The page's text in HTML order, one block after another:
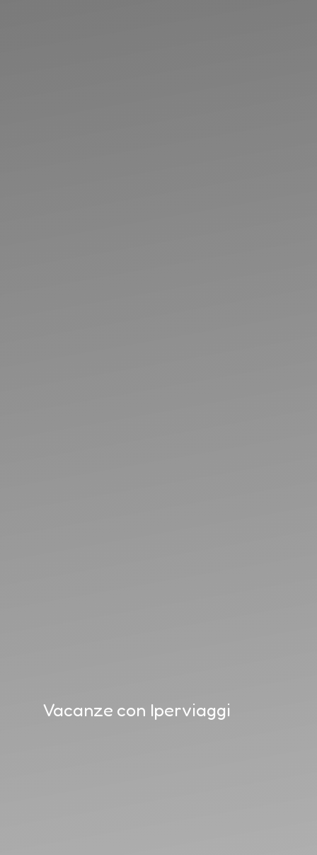
Vacanze con Iperviaggi